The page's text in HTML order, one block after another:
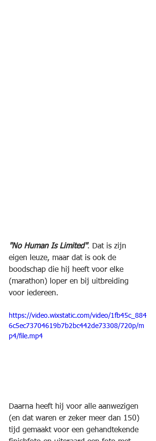
"No Human Is Limited". Dat is zijn
eigen leuze, maar dat is ook de
boodschap die hij heeft voor elke
(marathon) loper en bij uitbreiding
voor iedereen.
https://video.wixstatic.com/video/1fb45c_884
6c5ec73704619b7b2bc442de73308/720p/m
p4/file.mp4
Daarna heeft hij voor alle aanwezigen
(en dat waren er zeker meer dan 150)
tijd gemaakt voor een gehandtekende